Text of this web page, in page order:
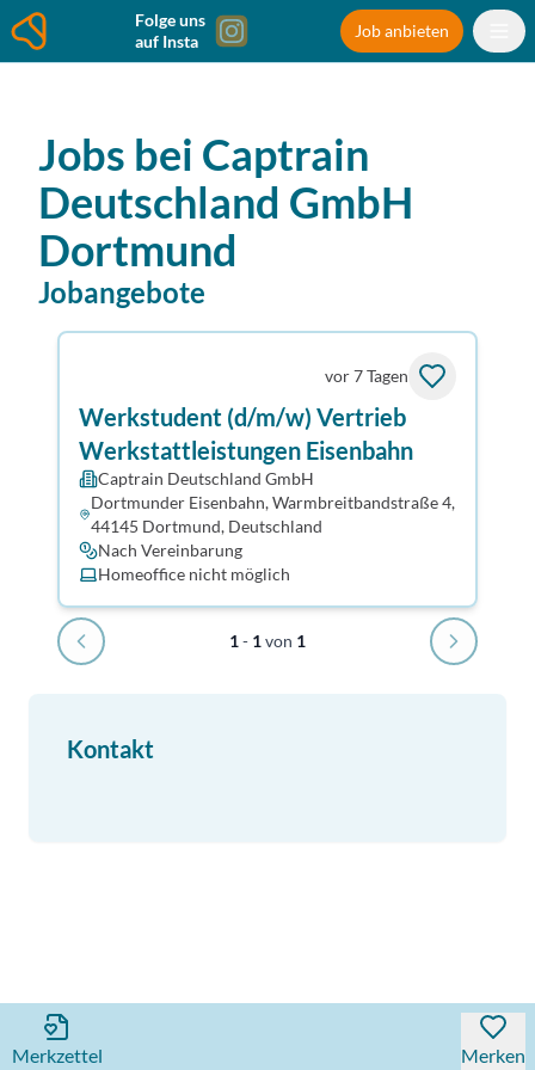
Folge uns
auf Insta
Job anbieten
Jobs bei Captrain
Deutschland GmbH
Dortmund
Jobangebote
vor 7 Tagen
Werkstudent (d/m/w) Vertrieb
Werkstattleistungen Eisenbahn
Captrain Deutschland GmbH
Dortmunder Eisenbahn, Warmbreitbandstraße 4,
44145 Dortmund, Deutschland
Nach Vereinbarung
Homeoffice nicht möglich
1- 1von 1
Kontakt
Merkzettel Merken